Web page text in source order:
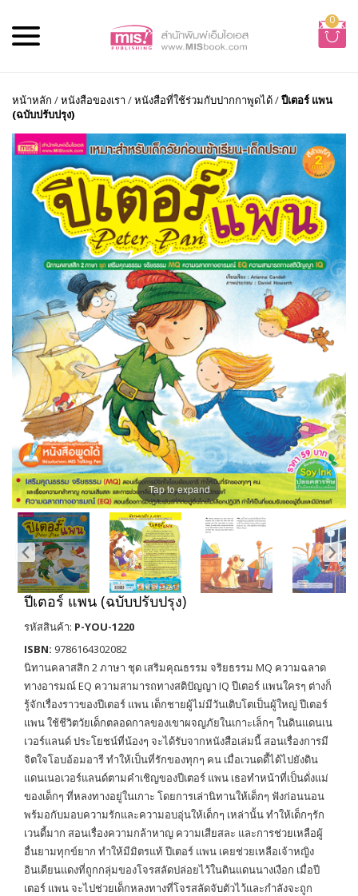
0
หน้าหลัก /หนังสือของเรา /หนังสือที่ใช้ร่วมกับปากกาพูดได้/ปีเตอร์ แพน
(ฉบับปรับปรุง)
Tap to expand
ปีเตอร์ แพน (ฉบับปรับปรุง)
รหัสสินค้า: P-YOU-1220
ISBN: 9786164302082
นิทานคลาสสิก 2 ภาษา ชุด เสริมคุณธรรม จริยธรรม MQ ความฉลาด
ทางอารมณ์ EQ ความสามารถทางสติปัญญา IQ ปีเตอร์ แพนใครๆ ต่างก็
รู้จักเรื่องราวของปีเตอร์ แพน เด็กชายผู้ไม่มีวันเติบโตเป็นผู้ใหญ่ ปีเตอร์
แพน ใช้ชีวิตวัยเด็กตลอดกาลของเขาผจญภัยในเกาะเล็กๆ ในดินแดนเน
เวอร์แลนด์ ประโยชน์ที่น้องๆ จะได้รับจากหนังสือเล่มนี้ สอนเรื่องการมี
จิตใจโอบอ้อมอารี ทำให้เป็นที่รักของทุกๆ คน เมื่อเวนดดี้ได้ไปยังดิน
แดนเนอเวอร์แลนด์ตามคำเชิญของปีเตอร์ แพน เธอทำหน้าที่เป็นดั่งแม่
ของเด็กๆ ที่หลงทางอยู่ในเกาะ โดยการเล่านิทานให้เด็กๆ ฟังก่อนนอน
พร้มอกับมอบความรักและความอบอุ่นให้เด็กๆ เหล่านั้น ทำให้เด็กๆรัก
เวนดี้มาก สอนเรื่องความกล้าหาญ ความเสียสละ และการช่วยเหลือผู้
อื่นยามทุกข์ยาก ทำให้มีมิตรแท้ ปีเตอร์ แพน เคยช่วยเหลือเจ้าหญิง
อินเดียนแดงที่ถูกกลุ่มของโจรสลัดปล่อยไว้ในดินแดนนางเงือก เมื่อปี
เตอร์ แพน จะไปช่วยเด็กหลงทางที่โจรสลัดจับตัวไว้และกำลังจะถูก